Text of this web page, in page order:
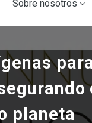
Sobre nosotros
planeta